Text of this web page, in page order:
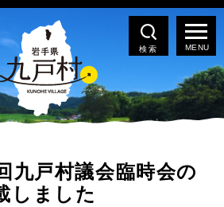
検索
九戸村議会臨時会の
しました